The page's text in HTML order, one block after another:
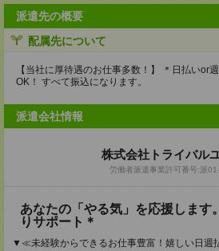
派遣先の概要
配属先について
【当社に厚待遇のお仕事多数！】 ＊日払いor
OK！ すべて振込になります。
派遣会社情報
株式会社トライバル
労働者派遣事業許可番号:派
あなたの「やる気」を応援します
りサポート＊
▼≪未経験からできるお仕事豊富！嬉しい日週